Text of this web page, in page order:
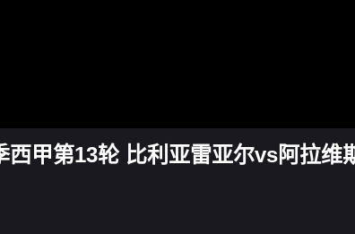
西甲第13轮 比利亚雷亚尔vs阿拉维